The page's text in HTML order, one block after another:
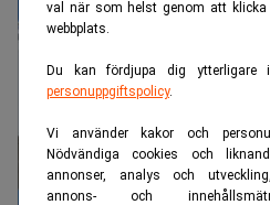
val när som helst genom att klicka
webbplats.
Du kan fördjupa dig ytterligare
personuppgiftspolicy.
Vi använder kakor och
Nödvändiga cookies och
annonser, analys och
annons- och